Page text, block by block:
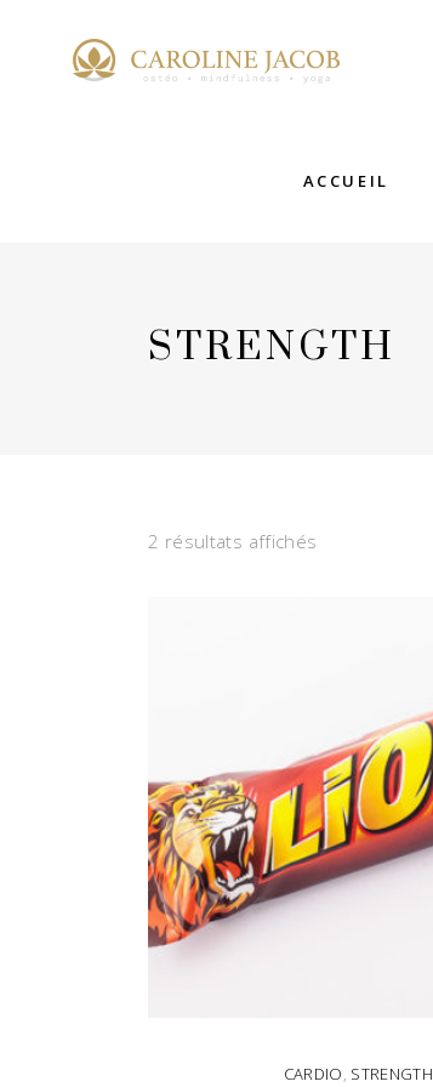
ACCUEIL
STRENGTH
2 résultats affichés
CARDIO, STRENGTH